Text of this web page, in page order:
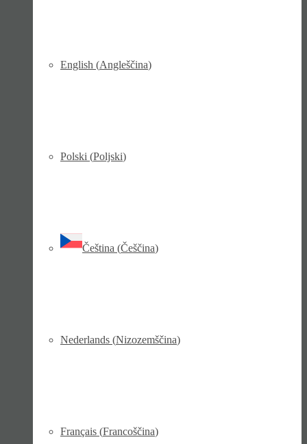
English (Angleščina)
Polski (Poljski)
Čeština (Češčina)
Nederlands (Nizozemščina)
Français (Francoščina)